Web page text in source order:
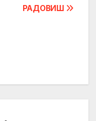
РАДОВИШ